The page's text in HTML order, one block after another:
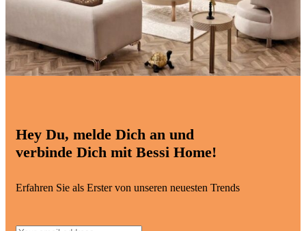
Hey Du, melde Dich an und
verbinde Dich mit Bessi Home!
Erfahren Sie als Erster von unseren neuesten Trends